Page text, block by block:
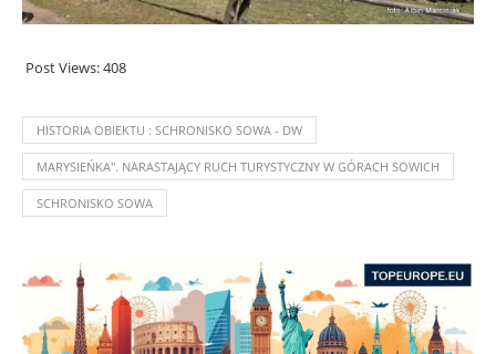
Post Views:408
HISTORIA OBIEKTU : SCHRONISKO SOWA - DW
MARYSIEŃKA''. NARASTAJĄCY RUCH TURYSTYCZNY W GÓRACH SOWICH
SCHRONISKO SOWA